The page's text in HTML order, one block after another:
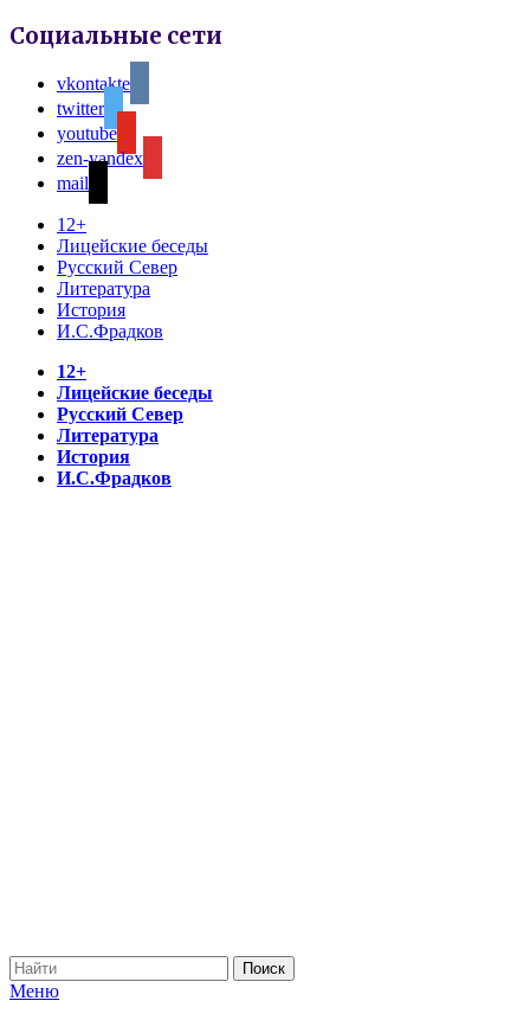
Социальные сети
vkontakte
twitter
youtube
zen-yandex
mail
12+
Лицейские беседы
Русский Север
Литература
История
И.С.Фрадков
12+
Лицейские беседы
Русский Север
Литература
История
И.С.Фрадков
Меню